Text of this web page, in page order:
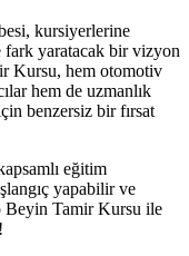
kursiyerlerine
fark yaratacak bir vizyon
Kursu, hem otomotiv
hem de uzmanlık
benzersiz bir fırsat
eğitim
yapabilir ve
Tamir Kursu ile